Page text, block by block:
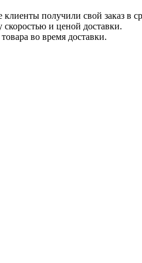
получили свой заказ в
и ценой доставки.
во время доставки.